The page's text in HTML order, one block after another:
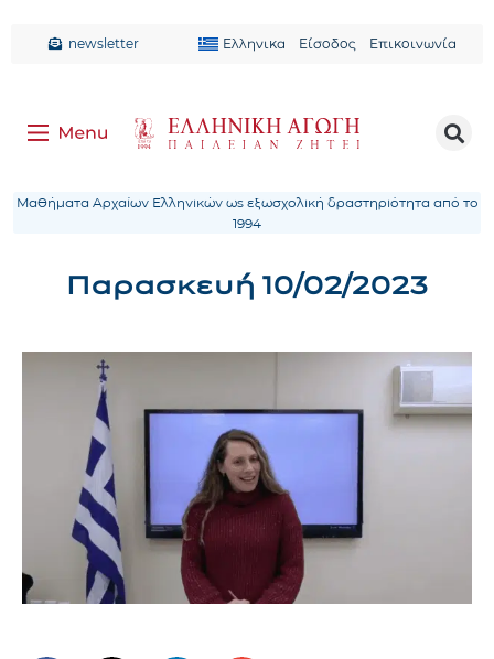
newsletter Ελληνικα Είσοδος Επικοινωνία
Μαθήματα Αρχαίων Ελληνικών ως εξωσχολική δραστηριότητα από το
1994
Παρασκευή 10/02/2023